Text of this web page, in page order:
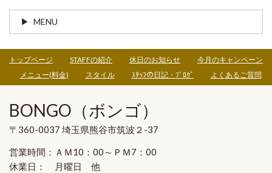
MENU
トップページ STAFFの紹介 休日のお知らせ
今月のキャンペーン
メニュー(料金)
スタイル ｽﾀｯﾌの日記・ﾌﾞﾛｸﾞ よくあるご質問
BONGO（ボンゴ）
〒360-0037 埼玉県熊谷市筑波２-37
営業時間：ＡＭ10：00～ＰＭ7：00
休業日： 月曜日 他